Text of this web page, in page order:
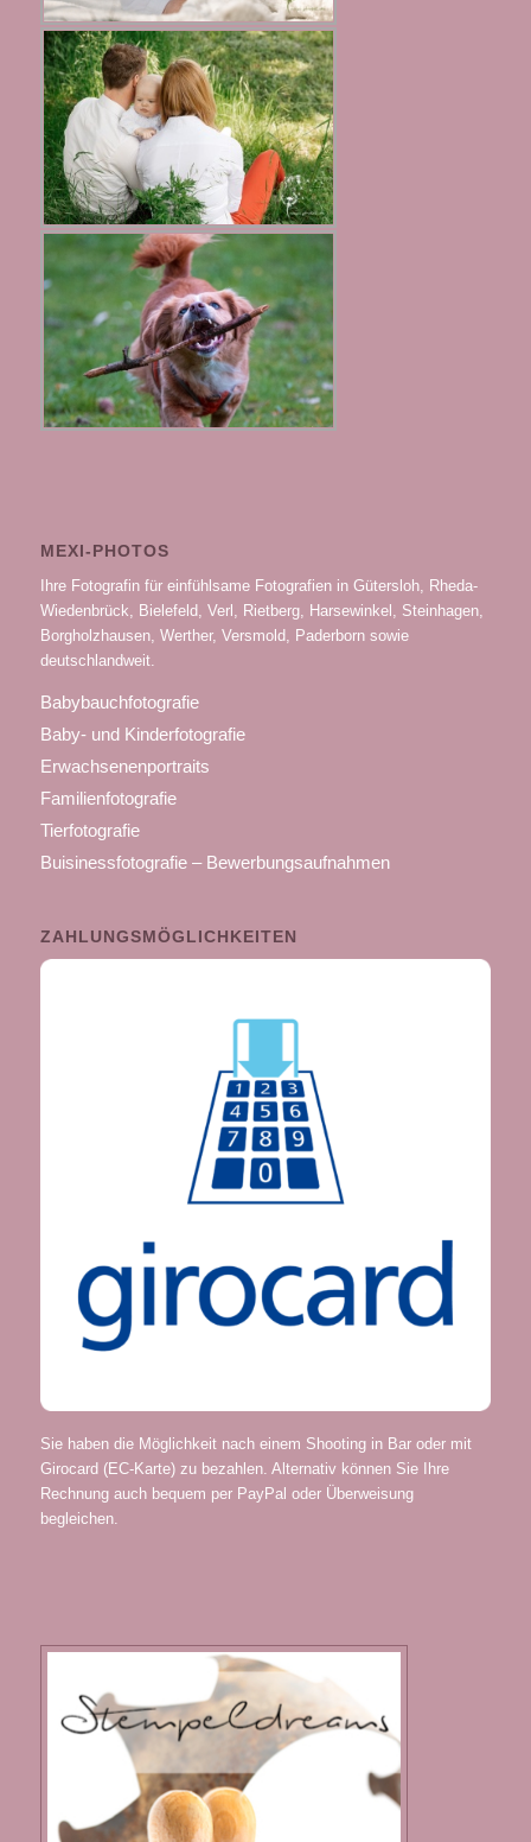
MEXI-PHOTOS
Ihre Fotografin für einfühlsame Fotografien in Gütersloh, Rheda-
Wiedenbrück, Bielefeld, Verl, Rietberg, Harsewinkel, Steinhagen,
Borgholzhausen, Werther, Versmold, Paderborn sowie
deutschlandweit.
Babybauchfotografie
Baby- und Kinderfotografie
Erwachsenenportraits
Familienfotografie
Tierfotografie
Buisinessfotografie – Bewerbungsaufnahmen
ZAHLUNGSMÖGLICHKEITEN
Sie haben die Möglichkeit nach einem Shooting in Bar oder mit
Girocard (EC-Karte) zu bezahlen. Alternativ können Sie Ihre
Rechnung auch bequem per PayPal oder Überweisung
begleichen.